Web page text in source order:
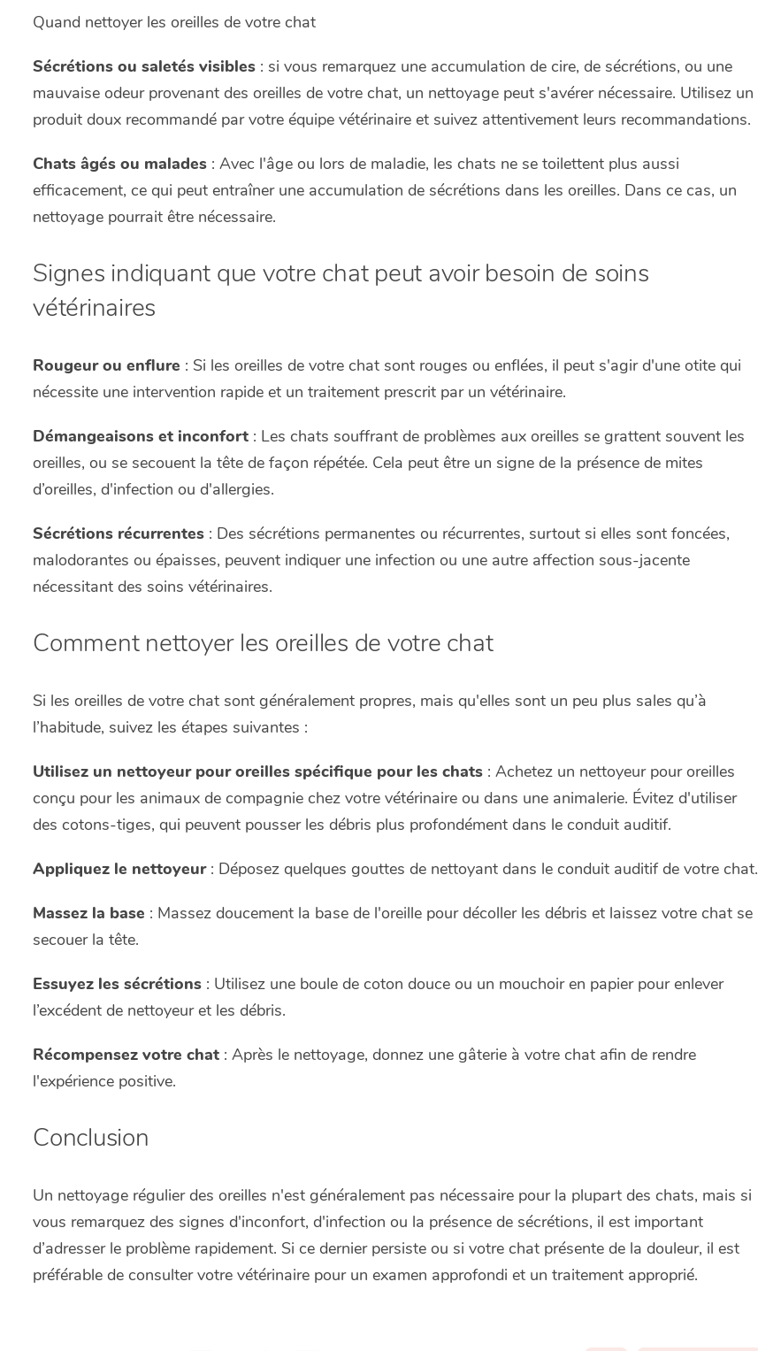
Quand nettoyer les oreilles de votre chat
Sécrétions ou saletés visibles : si vous remarquez une accumulation de cire, de sécrétions, ou une
mauvaise odeur provenant des oreilles de votre chat, un nettoyage peut s'avérer nécessaire. Utilisez un
produit doux recommandé par votre équipe vétérinaire et suivez attentivement leurs recommandations.
Chats âgés ou malades : Avec l'âge ou lors de maladie, les chats ne se toilettent plus aussi
efficacement, ce qui peut entraîner une accumulation de sécrétions dans les oreilles. Dans ce cas, un
nettoyage pourrait être nécessaire.
Signes indiquant que votre chat peut avoir besoin de soins
vétérinaires
Rougeur ou enflure : Si les oreilles de votre chat sont rouges ou enflées, il peut s'agir d'une otite qui
nécessite une intervention rapide et un traitement prescrit par un vétérinaire.
Démangeaisons et inconfort : Les chats souffrant de problèmes aux oreilles se grattent souvent les
oreilles, ou se secouent la tête de façon répétée. Cela peut être un signe de la présence de mites
d’oreilles, d'infection ou d'allergies.
Sécrétions récurrentes : Des sécrétions permanentes ou récurrentes, surtout si elles sont foncées,
malodorantes ou épaisses, peuvent indiquer une infection ou une autre affection sous-jacente
nécessitant des soins vétérinaires.
Comment nettoyer les oreilles de votre chat
Si les oreilles de votre chat sont généralement propres, mais qu'elles sont un peu plus sales qu’à
l’habitude, suivez les étapes suivantes :
Utilisez un nettoyeur pour oreilles spécifique pour les chats : Achetez un nettoyeur pour oreilles
conçu pour les animaux de compagnie chez votre vétérinaire ou dans une animalerie. Évitez d'utiliser
des cotons-tiges, qui peuvent pousser les débris plus profondément dans le conduit auditif.
Appliquez le nettoyeur : Déposez quelques gouttes de nettoyant dans le conduit auditif de votre chat.
Massez la base : Massez doucement la base de l'oreille pour décoller les débris et laissez votre chat se
secouer la tête.
Essuyez les sécrétions : Utilisez une boule de coton douce ou un mouchoir en papier pour enlever
l’excédent de nettoyeur et les débris.
Récompensez votre chat : Après le nettoyage, donnez une gâterie à votre chat afin de rendre
l'expérience positive.
Conclusion
Un nettoyage régulier des oreilles n'est généralement pas nécessaire pour la plupart des chats, mais si
vous remarquez des signes d'inconfort, d'infection ou la présence de sécrétions, il est important
d’adresser le problème rapidement. Si ce dernier persiste ou si votre chat présente de la douleur, il est
préférable de consulter votre vétérinaire pour un examen approfondi et un traitement approprié.